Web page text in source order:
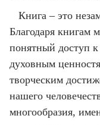
Книга – это
Благодаря книгам
понятный доступ
духовным
творческим
нашего
многообразия,